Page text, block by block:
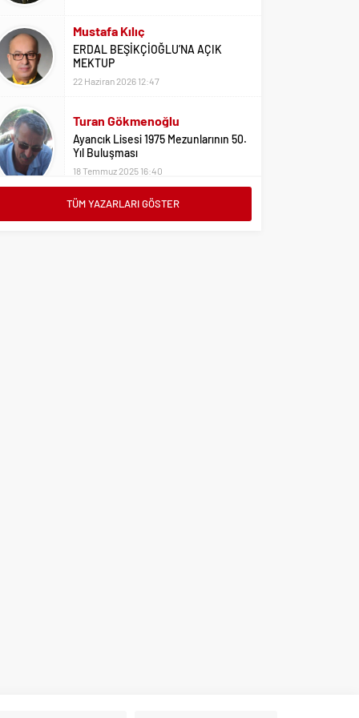
MEKTUP
22 Haziran 2026 12:47
Yıl Buluşması
18 Temmuz 2025 16:40
Adil Yıldız
Bu Sene Fenerbahçe Ülke Puanlarını
TÜM YAZARLARI GÖSTER